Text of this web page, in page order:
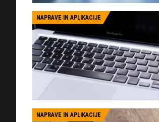
NAPRAVE IN APLIKACIJE
NAPRAVE IN APLIKACIJE